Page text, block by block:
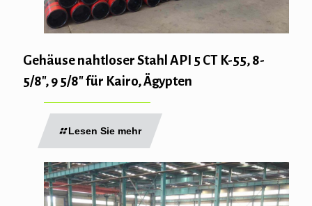
Gehäuse nahtloser Stahl API 5 CT K-55, 8-
5/8″, 9 5/8″ für Kairo, Ägypten
Lesen Sie mehr